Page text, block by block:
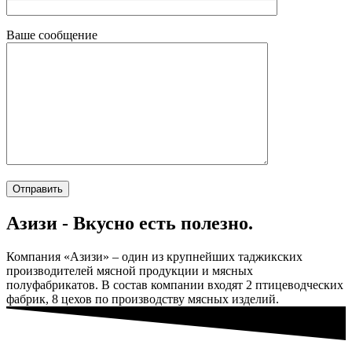
Ваше сообщение
Азизи - Вкусно есть полезно.
Компания «Азизи» – один из крупнейших таджикских
производителей мясной продукции и мясных
полуфабрикатов. В состав компании входят 2 птицеводческих
фабрик, 8 цехов по производству мясных изделий.